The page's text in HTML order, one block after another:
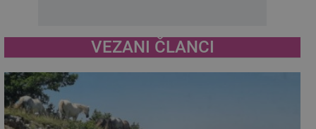
VEZANI ČLANCI